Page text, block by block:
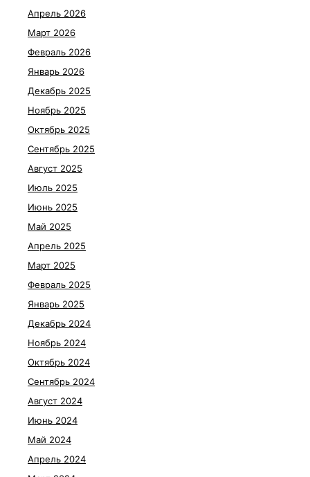
Апрель 2026
Март 2026
Февраль 2026
Январь 2026
Декабрь 2025
Ноябрь 2025
Октябрь 2025
Сентябрь 2025
Август 2025
Июль 2025
Июнь 2025
Май 2025
Апрель 2025
Март 2025
Февраль 2025
Январь 2025
Декабрь 2024
Ноябрь 2024
Октябрь 2024
Сентябрь 2024
Август 2024
Июнь 2024
Май 2024
Апрель 2024